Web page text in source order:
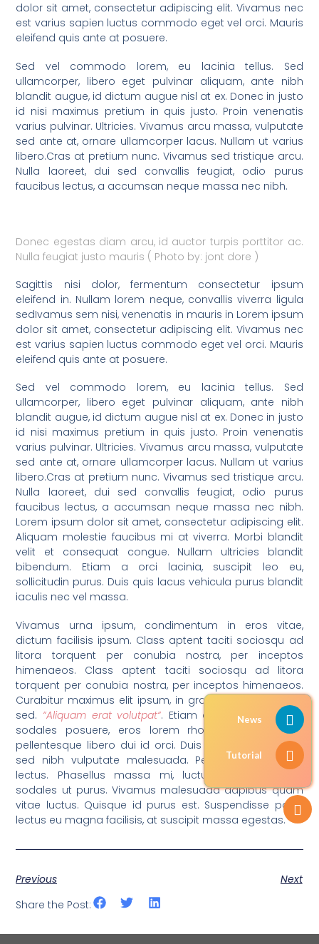
dolor sit amet, consectetur adipiscing elit. Vivamus nec
est varius sapien luctus commodo eget vel orci. Mauris
eleifend quis ante at posuere.
Sed vel commodo lorem, eu lacinia tellus. Sed
ullamcorper, libero eget pulvinar aliquam, ante nibh
blandit augue, id dictum augue nisl at ex. Donec in justo
id nisi maximus pretium in quis justo. Proin venenatis
varius pulvinar. Ultricies. Vivamus arcu massa, vulputate
sed ante at, ornare ullamcorper lacus. Nullam ut varius
libero.Cras at pretium nunc. Vivamus sed tristique arcu.
Nulla laoreet, dui sed convallis feugiat, odio purus
faucibus lectus, a accumsan neque massa nec nibh.
Donec egestas diam arcu, id auctor turpis porttitor ac.
Nulla feugiat justo mauris ( Photo by: jont dore )
Sagittis nisi dolor, fermentum consectetur ipsum
eleifend in. Nullam lorem neque, convallis viverra ligula
sedIvamus sem nisi, venenatis in mauris in Lorem ipsum
dolor sit amet, consectetur adipiscing elit. Vivamus nec
est varius sapien luctus commodo eget vel orci. Mauris
eleifend quis ante at posuere.
Sed vel commodo lorem, eu lacinia tellus. Sed
ullamcorper, libero eget pulvinar aliquam, ante nibh
blandit augue, id dictum augue nisl at ex. Donec in justo
id nisi maximus pretium in quis justo. Proin venenatis
varius pulvinar. Ultricies. Vivamus arcu massa, vulputate
sed ante at, ornare ullamcorper lacus. Nullam ut varius
libero.Cras at pretium nunc. Vivamus sed tristique arcu.
Nulla laoreet, dui sed convallis feugiat, odio purus
faucibus lectus, a accumsan neque massa nec nibh.
Lorem ipsum dolor sit amet, consectetur adipiscing elit.
Aliquam molestie faucibus mi at viverra. Morbi blandit
velit et consequat congue. Nullam ultricies blandit
bibendum. Etiam a orci lacinia, suscipit leo eu,
sollicitudin purus. Duis quis lacus vehicula purus blandit
iaculis nec vel massa.
Vivamus urna ipsum, condimentum in eros vitae,
dictum facilisis ipsum. Class aptent taciti sociosqu ad
litora torquent per conubia nostra, per inceptos
himenaeos. Class aptent taciti sociosqu ad litora
torquent per conubia nostra, per inceptos himenaeos.
Curabitur maximus elit ipsum, in gravida sapien iaculis
sed. “Aliquam erat volutpat“. Etiam congue, purus nec
sodales posuere, eros lorem rhoncus mauris, non
pellentesque libero dui id orci. Duis fermentum sapien
sed nibh vulputate malesuada. Pellentesque id velit
lectus. Phasellus massa mi, luctus id tempor vel,
sodales ut purus. Vivamus malesuada dapibus quam
vitae luctus. Quisque id purus est. Suspendisse porta
lectus eu magna facilisis, at suscipit massa egestas.
Previous
Next
Share the Post:
News
Tutorial